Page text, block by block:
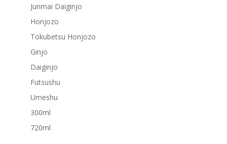
Junmai Daiginjo
Honjozo
Tokubetsu Honjozo
Ginjo
Daiginjo
Futsushu
Umeshu
300ml
720ml